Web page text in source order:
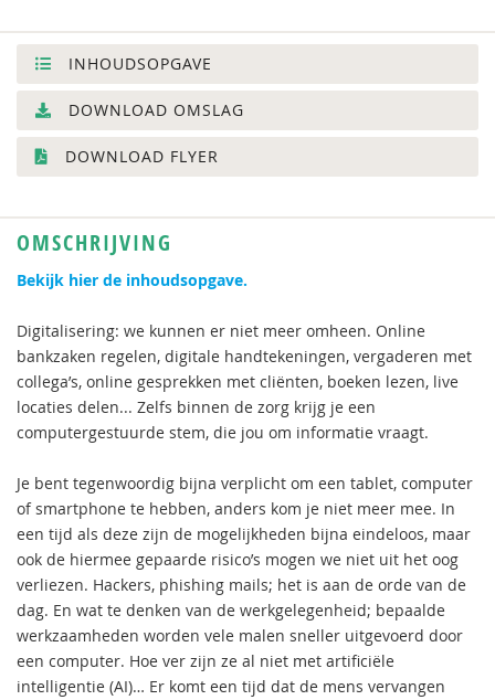
INHOUDSOPGAVE
DOWNLOAD OMSLAG
DOWNLOAD FLYER
OMSCHRIJVING
Bekijk hier de inhoudsopgave.
Digitalisering: we kunnen er niet meer omheen. Online
bankzaken regelen, digitale handtekeningen, vergaderen met
collega’s, online gesprekken met cliënten, boeken lezen, live
locaties delen... Zelfs binnen de zorg krijg je een
computergestuurde stem, die jou om informatie vraagt.
Je bent tegenwoordig bijna verplicht om een tablet, computer
of smartphone te hebben, anders kom je niet meer mee. In
een tijd als deze zijn de mogelijkheden bijna eindeloos, maar
ook de hiermee gepaarde risico’s mogen we niet uit het oog
verliezen. Hackers, phishing mails; het is aan de orde van de
dag. En wat te denken van de werkgelegenheid; bepaalde
werkzaamheden worden vele malen sneller uitgevoerd door
een computer. Hoe ver zijn ze al niet met artificiële
intelligentie (AI)… Er komt een tijd dat de mens vervangen